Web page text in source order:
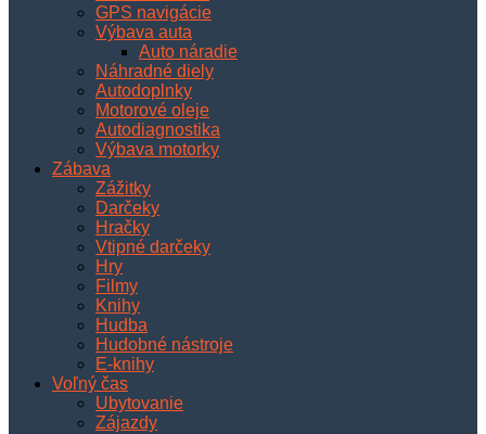
GPS navigácie
Výbava auta
Auto náradie
Náhradné diely
Autodoplnky
Motorové oleje
Autodiagnostika
Výbava motorky
Zábava
Zážitky
Darčeky
Hračky
Vtipné darčeky
Hry
Filmy
Knihy
Hudba
Hudobné nástroje
E-knihy
Voľný čas
Ubytovanie
Zájazdy